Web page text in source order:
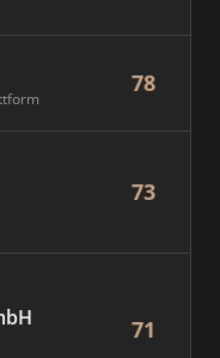
78
73
71